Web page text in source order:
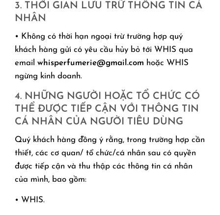
3. THỜI GIAN LƯU TRỮ THÔNG TIN CÁ
NHÂN
• Không có thời hạn ngoại trừ trường hợp quý
khách hàng gửi có yêu cầu hủy bỏ tới WHIS qua
email whisperfumerie@gmail.com hoặc WHIS
ngừng kinh doanh.
4. NHỮNG NGƯỜI HOẶC TỔ CHỨC CÓ
THỂ ĐƯỢC TIẾP CẬN VỚI THÔNG TIN
CÁ NHÂN CỦA NGƯỜI TIÊU DÙNG
Quý khách hàng đồng ý rằng, trong trường hợp cần
thiết, các cơ quan/ tổ chức/cá nhân sau có quyền
được tiếp cận và thu thập các thông tin cá nhân
của mình, bao gồm:
• WHIS.